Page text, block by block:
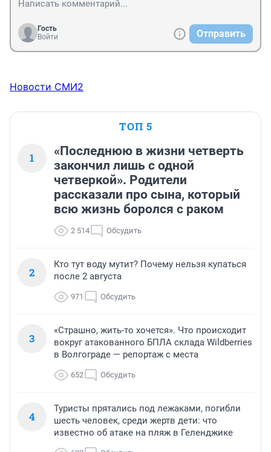
Гость
Войти
Отправить
Новости СМИ2
ТОП 5
1
«Последнюю в жизни четверть
закончил лишь с одной
четверкой». Родители
рассказали про сына, который
всю жизнь боролся с раком
2 514 Обсудить
2
Кто тут воду мутит? Почему нельзя купаться
после 2 августа
971 Обсудить
3
«Страшно, жить-то хочется». Что происходит
вокруг атакованного БПЛА склада Wildberries
в Волгограде — репортаж с места
652 Обсудить
4
Туристы прятались под лежаками, погибли
шесть человек, среди жертв дети: что
известно об атаке на пляж в Геленджике